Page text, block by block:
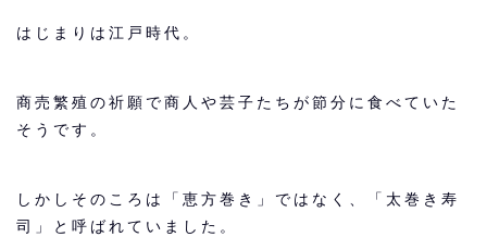
はじまりは江戸時代。
商売繁殖の祈願で商人や芸子たちが節分に食べていた
そうです。
しかしそのころは「恵方巻き」ではなく、「太巻き寿
司」と呼ばれていました。